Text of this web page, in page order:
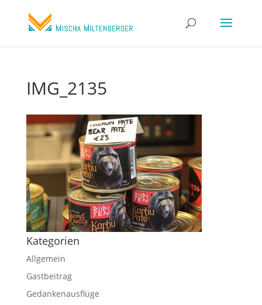
IMG_2135
Kategorien
Allgemein
Gastbeitrag
Gedankenausflüge